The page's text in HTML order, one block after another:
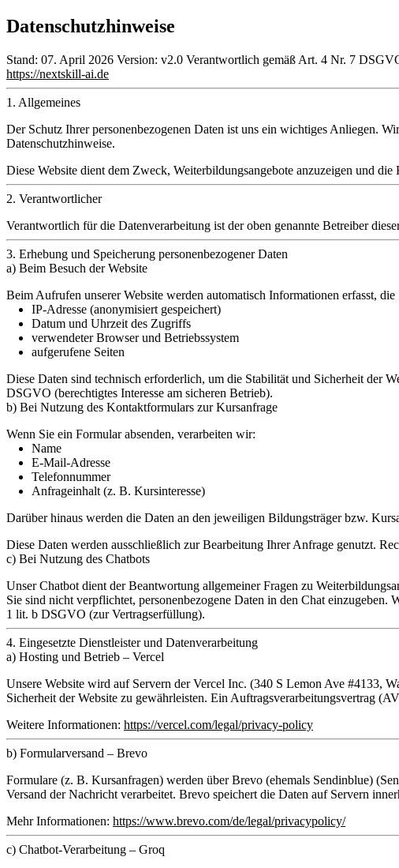
Datenschutzhinweise
Stand: 07. April 2026 Version: v2.0 Verantwortlich gemäß Art. 4 Nr. 7
https://nextskill-ai.de
1. Allgemeines
Der Schutz Ihrer personenbezogenen Daten ist uns ein wichtiges Anliegen.
Datenschutzhinweise.
Diese Website dient dem Zweck, Weiterbildungsangebote anzuzeigen und
2. Verantwortlicher
Verantwortlich für die Datenverarbeitung ist der oben genannte Betreiber
3. Erhebung und Speicherung personenbezogener Daten
a) Beim Besuch der Website
Beim Aufrufen unserer Website werden automatisch Informationen erfasst,
IP-Adresse (anonymisiert gespeichert)
Datum und Uhrzeit des Zugriffs
verwendeter Browser und Betriebssystem
aufgerufene Seiten
Diese Daten sind technisch erforderlich, um die Stabilität und Sicherheit der
DSGVO (berechtigtes Interesse am sicheren Betrieb).
b) Bei Nutzung des Kontaktformulars zur Kursanfrage
Wenn Sie ein Formular absenden, verarbeiten wir:
Name
E-Mail-Adresse
Telefonnummer
Anfrageinhalt (z. B. Kursinteresse)
Darüber hinaus werden die Daten an den jeweiligen Bildungsträger bzw.
Diese Daten werden ausschließlich zur Bearbeitung Ihrer Anfrage genutzt.
c) Bei Nutzung des Chatbots
Unser Chatbot dient der Beantwortung allgemeiner Fragen zu
Sie sind nicht verpflichtet, personenbezogene Daten in den Chat
1 lit. b DSGVO (zur Vertragserfüllung).
4. Eingesetzte Dienstleister und Datenverarbeitung
a) Hosting und Betrieb – Vercel
Unsere Website wird auf Servern derVercel Inc. (340 S Lemon Ave #4133,
Sicherheit der Website zu gewährleisten. Ein Auftragsverarbeitungsvertrag
Weitere Informationen: https://vercel.com/legal/privacy-policy
b) Formularversand – Brevo
Formulare (z. B. Kursanfragen) werden überBrevo (ehemals Sendinblue)
Versand der Nachricht verarbeitet. Brevo speichert die Daten auf Servern
Mehr Informationen: https://www.brevo.com/de/legal/privacypolicy/
c) Chatbot-Verarbeitung – Groq